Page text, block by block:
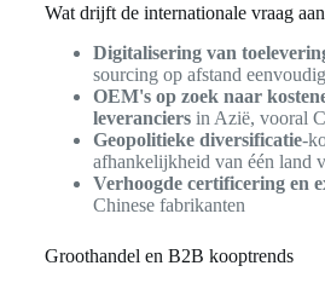
Wat drijft de internationale vraag
Digitalisering van
sourcing op afstand
OEM's op zoek naar
leveranciersin Azië, vooral
Geopolitieke diversificatie-
afhankelijkheid van één land
Verhoogde certificering en
Chinese fabrikanten
Groothandel en B2B kooptrends